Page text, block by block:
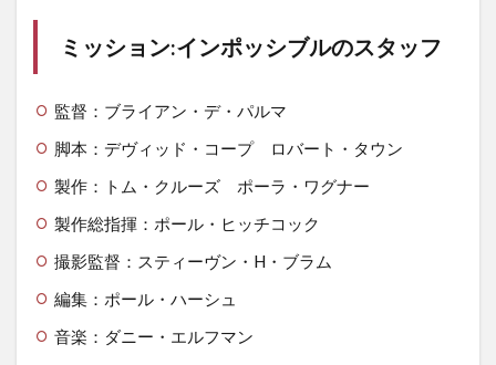
ミッション:インポッシブルのスタッフ
監督：ブライアン・デ・パルマ
脚本：デヴィッド・コープ ロバート・タウン
製作：トム・クルーズ ポーラ・ワグナー
製作総指揮：ポール・ヒッチコック
撮影監督：スティーヴン・H・ブラム
編集：ポール・ハーシュ
音楽：ダニー・エルフマン